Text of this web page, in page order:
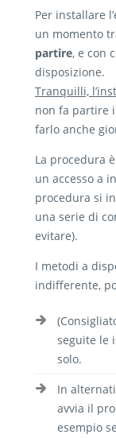
Per installare
un momento
partire, e con
disposizione.
Tranquilli,
non fa partire
farlo anche
La procedura
un accesso a
procedura si
una serie di
evitare).
I metodi a
indifferente,
seguite le
solo.
In
avvia il
esempio